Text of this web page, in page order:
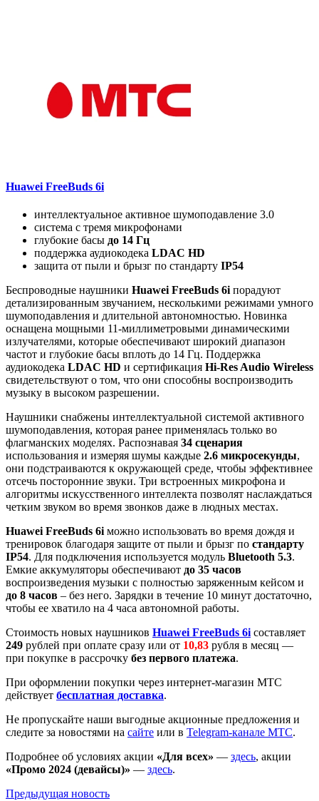
Huawei FreeBuds 6i
интеллектуальное активное шумоподавление 3.0
система с тремя микрофонами
глубокие басы до 14 Гц
поддержка аудиокодека LDAC HD
защита от пыли и брызг по стандарту IP54
Беспроводные наушники Huawei FreeBuds 6i порадуют
детализированным звучанием, несколькими режимами умного
шумоподавления и длительной автономностью. Новинка
оснащена мощными 11-миллиметровыми динамическими
излучателями, которые обеспечивают широкий диапазон
частот и глубокие басы вплоть до 14 Гц. Поддержка
аудиокодека LDAC HD и сертификация Hi-Res Audio Wireless
свидетельствуют о том, что они способны воспроизводить
музыку в высоком разрешении.
Наушники снабжены интеллектуальной системой активного
шумоподавления, которая ранее применялась только во
флагманских моделях. Распознавая 34 сценария
использования и измеряя шумы каждые 2.6 микросекунды,
они подстраиваются к окружающей среде, чтобы эффективнее
отсечь посторонние звуки. Три встроенных микрофона и
алгоритмы искусственного интеллекта позволят наслаждаться
четким звуком во время звонков даже в людных местах.
Huawei FreeBuds 6i можно использовать во время дождя и
тренировок благодаря защите от пыли и брызг по стандарту
IP54. Для подключения используется модуль Bluetooth 5.3.
Емкие аккумуляторы обеспечивают до 35 часов
воспроизведения музыки с полностью заряженным кейсом и
до 8 часов – без него. Зарядки в течение 10 минут достаточно,
чтобы ее хватило на 4 часа автономной работы.
Стоимость новых наушников Huawei FreeBuds 6i составляет
249 рублей при оплате сразу или от 10,83 рубля в месяц —
при покупке в рассрочку без первого платежа.
При оформлении покупки через интернет-магазин МТС
действует бесплатная доставка.
Не пропускайте наши выгодные акционные предложения и
следите за новостями на сайте или в Telegram-канале МТС.
Подробнее об условиях акции «Для всех» — здесь, акции
«Промо 2024 (девайсы)» — здесь.
Предыдущая новость